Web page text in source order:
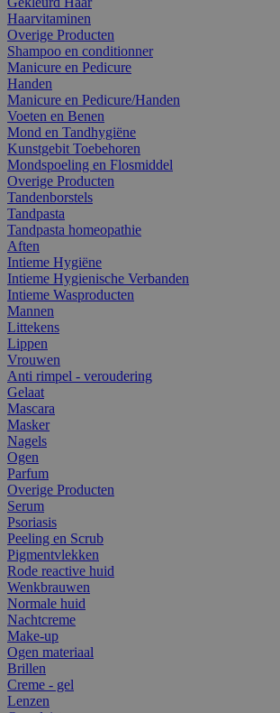
Haarvitaminen
Overige Producten
Shampoo en conditionner
Manicure en Pedicure
Handen
Manicure en Pedicure/Handen
Voeten en Benen
Mond en Tandhygiëne
Kunstgebit Toebehoren
Mondspoeling en Flosmiddel
Overige Producten
Tandenborstels
Tandpasta
Tandpasta homeopathie
Aften
Intieme Hygiëne
Intieme Hygienische Verbanden
Intieme Wasproducten
Mannen
Littekens
Lippen
Vrouwen
Anti rimpel - veroudering
Gelaat
Mascara
Masker
Nagels
Ogen
Parfum
Overige Producten
Serum
Psoriasis
Peeling en Scrub
Pigmentvlekken
Rode reactive huid
Wenkbrauwen
Normale huid
Nachtcreme
Make-up
Ogen materiaal
Brillen
Creme - gel
Lenzen